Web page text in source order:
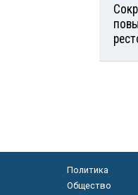
Политика
Общество